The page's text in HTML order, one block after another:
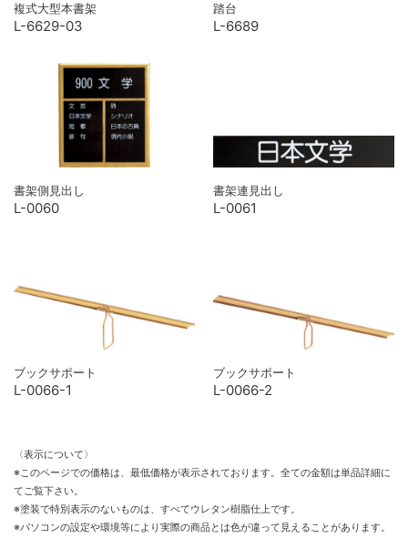
複式大型本書架
L-6629-03
踏台
L-6689
書架側見出し
L-0060
書架連見出し
L-0061
ブックサポート
L-0066-1
ブックサポート
L-0066-2
〈表示について〉
※このページでの価格は、最低価格が表示されております。全ての金額は単品詳細に
てご覧下さい。
※塗装で特別表示のないものは、すべてウレタン樹脂仕上です。
※パソコンの設定や環境等により実際の商品とは色が違って見えることがあります。